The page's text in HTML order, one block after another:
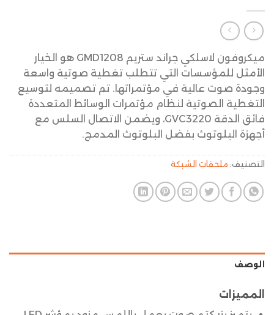
ميكروفون لاسلكي جراند ستريم GMD1208 هو الخيار
الأمثل للمؤسسات التي تتطلب تغطية صوتية واسعة
وجودة صوت عالية في مؤتمراتها. تم تصميمه لتوسيع
التغطية الصوتية لنظام مؤتمرات الوسائط المتعددة
فائق الدقة GVC3220، ويضمن الاتصال السلس مع
أجهزة البلوتوث بفضل البلوتوث المدمج.
التصنيف: ملحقات الشبكة
الوصف
المميزات